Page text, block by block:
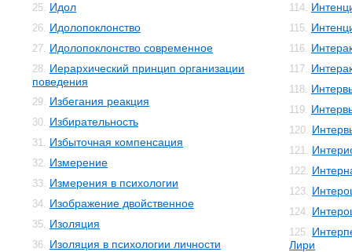
25. Идол
26. Идолопоклонство
27. Идолопоклонство современное
28. Иерархический принцип организации
поведения
29. Избегания реакция
30. Избирательность
31. Избыточная компенсация
32. Измерение
33. Измерения в психологии
34. Изображение двойственное
35. Изоляция
36. Изоляция в психологии личности
114.
115.
116.
117.
118.
119.
120.
121.
122.
123.
124.
125.
Лири